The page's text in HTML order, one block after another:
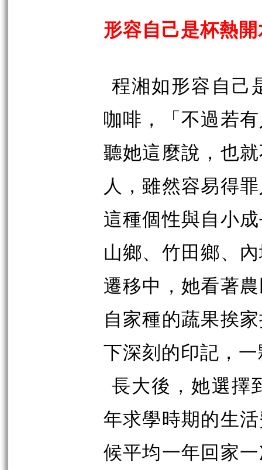
形容自己是杯熱
程湘如形容自己
咖啡，「不過若
聽她這麼說，也
人，雖然容易得
這種個性與自小
山鄉、竹田鄉、
遷移中，她看著
自家種的蔬果挨
下深刻的印記，
長大後，她選擇
年求學時期的生
候平均一年回家